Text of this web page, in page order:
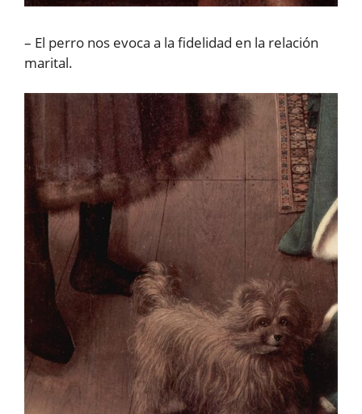
– El perro nos evoca a la fidelidad en la relación
marital.